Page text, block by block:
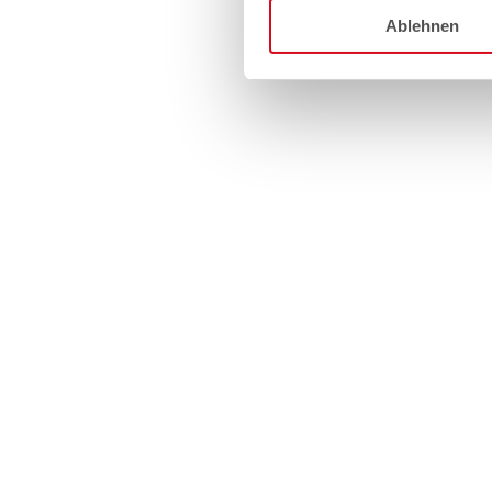
Ablehnen